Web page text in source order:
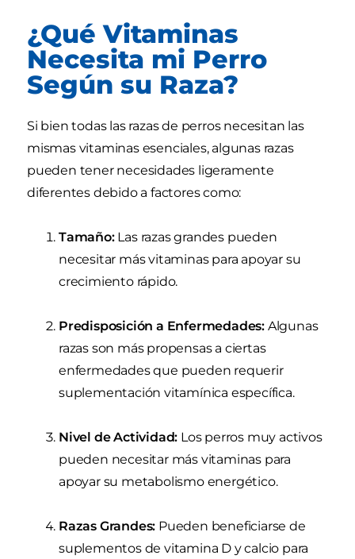
¿Qué Vitaminas
Necesita mi Perro
Según su Raza?
Si bien todas las razas de perros necesitan las
mismas vitaminas esenciales, algunas razas
pueden tener necesidades ligeramente
diferentes debido a factores como:
Tamaño:Las razas grandes pueden
necesitar más vitaminas para apoyar su
crecimiento rápido.
Predisposición a Enfermedades: Algunas
razas son más propensas a ciertas
enfermedades que pueden requerir
suplementación vitamínica específica.
Nivel de Actividad: Los perros muy activos
pueden necesitar más vitaminas para
apoyar su metabolismo energético.
Razas Grandes: Pueden beneficiarse de
suplementos de vitamina D y calcio para